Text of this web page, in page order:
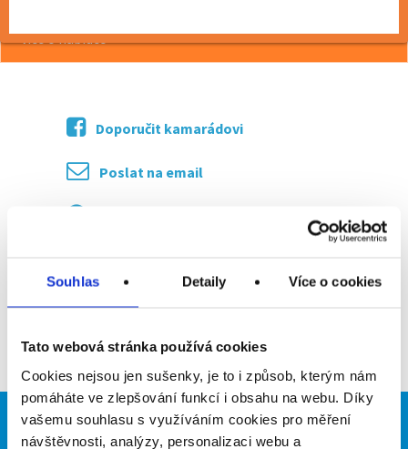
Souhlas Detaily Více o cookies
Tato webová stránka používá cookies
Cookies nejsou jen sušenky, je to i způsob, kterým nám
pomáháte ve zlepšování funkcí i obsahu na webu. Díky
vašemu souhlasu s využíváním cookies pro měření
návštěvnosti, analýzy, personalizaci webu a
více o nabídce >>
Doporučit kamarádovi
Poslat na email
Brigádníci Firmy